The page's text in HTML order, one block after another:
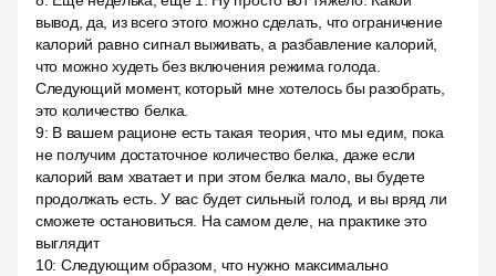
вывод, да, из всего этого можно сделать, что ограничение
калорий равно сигнал выживать, а разбавление калорий,
что можно худеть без включения режима голода.
Следующий момент, который мне хотелось бы разобрать,
это количество белка.
9: В вашем рационе есть такая теория, что мы едим, пока
не получим достаточное количество белка, даже если
калорий вам хватает и при этом белка мало, вы будете
продолжать есть. У вас будет сильный голод, и вы вряд ли
сможете остановиться. На самом деле, на практике это
выглядит
10: Следующим образом, что нужно максимально